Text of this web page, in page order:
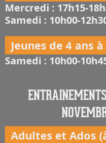
Mercredi : 17h15-
Samedi : 10h00-
Jeunes de 4 ans
Samedi : 10h00-
Adultes et Ados